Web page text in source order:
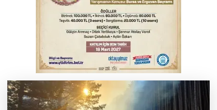
Serbest piyasada altın fiyatları...
YENİ Parti Genel Başkanı Özel'den
Çerçeve Yasa yorumu